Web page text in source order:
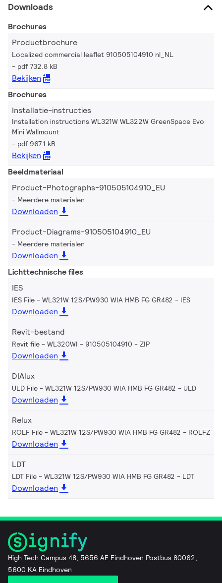
Downloads
Brochures
Productbrochure
Localized commercial leaflet 910505104910 nl_NL
pdf 732.8 kB
Bekijken
Brochures
Installatie-instructies
Installation instructions WL321W WL322W GreenSpace Evo
Mini Wallmount
pdf 967.1 kB
Bekijken
Beeldmateriaal
Product-Photographs-910505104910_EU
Meerdere materialen
Downloaden
Product-Diagrams-910505104910_EU
Meerdere materialen
Downloaden
Lichttechnische files
IES
IES File - WL321W 12S/PW930 WIA HMB FG GR482 IES
Downloaden
Revit-bestand
Revit file - WL320WI - 910505104910 ZIP
Downloaden
DIAlux
ULD File - WL321W 12S/PW930 WIA HMB FG GR482 ULD
Downloaden
Relux
ROLF File - WL321W 12S/PW930 WIA HMB FG GR482 ROLFZ
Downloaden
LDT
LDT File - WL321W 12S/PW930 WIA HMB FG GR482 LDT
Downloaden
High Tech Campus 48, 5656 AE Eindhoven Postbus 80062,
5600 KA Eindhoven